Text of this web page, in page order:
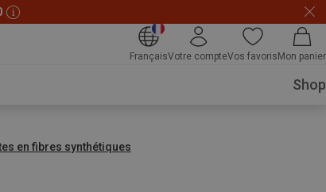
FrançaisVotre compteVos favoris Mon panier
Shop
en fibres synthétiques